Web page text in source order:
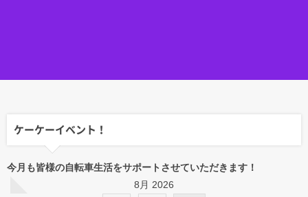
ケーケーイベント！
今月も皆様の自転車生活をサポートさせていただきます！
8月 2026